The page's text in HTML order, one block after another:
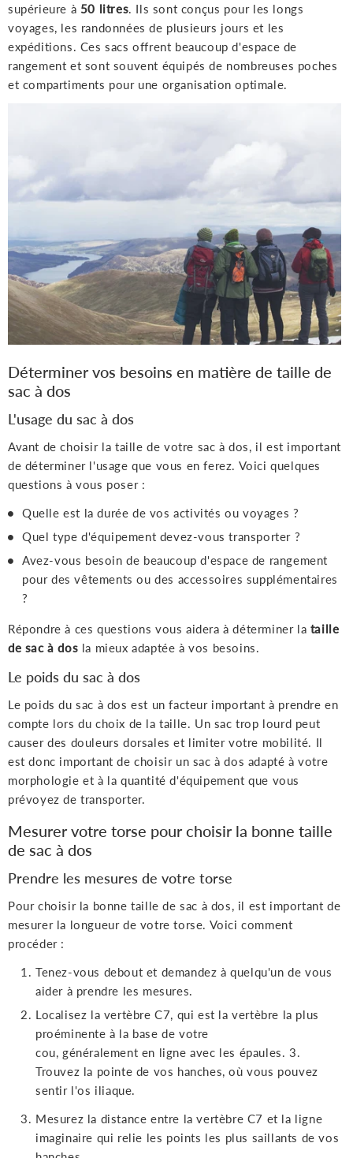
supérieure à 50 litres. Ils sont conçus pour les longs
voyages, les randonnées de plusieurs jours et les
expéditions. Ces sacs offrent beaucoup d'espace de
rangement et sont souvent équipés de nombreuses poches
et compartiments pour une organisation optimale.
Déterminer vos besoins en matière de taille de
sac à dos
L'usage du sac à dos
Avant de choisir la taille de votre sac à dos, il est important
de déterminer l'usage que vous en ferez. Voici quelques
questions à vous poser :
Quelle est la durée de vos activités ou voyages ?
Quel type d'équipement devez-vous transporter ?
Avez-vous besoin de beaucoup d'espace de rangement
pour des vêtements ou des accessoires supplémentaires
?
Répondre à ces questions vous aidera à déterminer la taille
de sac à dos la mieux adaptée à vos besoins.
Le poids du sac à dos
Le poids du sac à dos est un facteur important à prendre en
compte lors du choix de la taille. Un sac trop lourd peut
causer des douleurs dorsales et limiter votre mobilité. Il
est donc important de choisir un sac à dos adapté à votre
morphologie et à la quantité d'équipement que vous
prévoyez de transporter.
Mesurer votre torse pour choisir la bonne taille
de sac à dos
Prendre les mesures de votre torse
Pour choisir la bonne taille de sac à dos, il est important de
mesurer la longueur de votre torse. Voici comment
procéder :
Tenez-vous debout et demandez à quelqu'un de vous
aider à prendre les mesures.
Localisez la vertèbre C7, qui est la vertèbre la plus
proéminente à la base de votre
cou, généralement en ligne avec les épaules. 3.
Trouvez la pointe de vos hanches, où vous pouvez
sentir l'os iliaque.
Mesurez la distance entre la vertèbre C7 et la ligne
imaginaire qui relie les points les plus saillants de vos